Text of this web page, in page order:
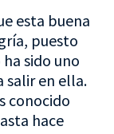
esta buena
puesto
sido uno
salir en ella.
conocido
hace